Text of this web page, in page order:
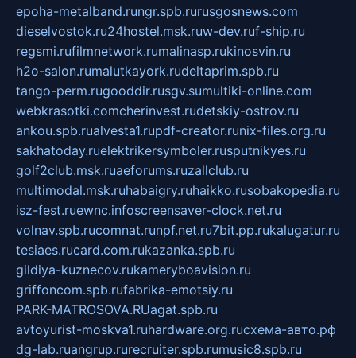
epoha-metalband.rungr.spb.rurusgosnews.com
dieselvostok.ru24hostel.msk.ruw-dev.ruf-ship.ru
regsmi.rufilmnetwork.rumalinasp.rukinosvin.ru
h2o-salon.rumalutkayork.rudeltaprim.spb.ru
tango-perm.rugooddir.rusgv.sumultiki-online.com
webkrasotki.comcherinvest.rudetskiy-ostrov.ru
ankou.spb.rualvesta1.rupdf-creator.runix-files.org.ru
sakhatoday.ruelektrikersymboler.rusputnikyes.ru
golf2club.msk.ruaeforums.ruzallclub.ru
multimodal.msk.ruhabaigry.ruhaikko.rusobakopedia.ru
isz-fest.ruewnc.infoscreensaver-clock.net.ru
volnav.spb.rucomnat.runpf.net.ru7bit.pp.rukalugatur.ru
tesiaes.rucard.com.rukazanka.spb.ru
gildiya-kuznecov.rukameryboavision.ru
griffoncom.spb.rufabrika-emotsiy.ru
PARK-MATROSOVA.RUagat.spb.ru
avtoyurist-moskva1.ruhardware.org.ruсхема-авто.рф
dg-lab.ruangrup.rurecruiter.spb.rumusic8.spb.ru